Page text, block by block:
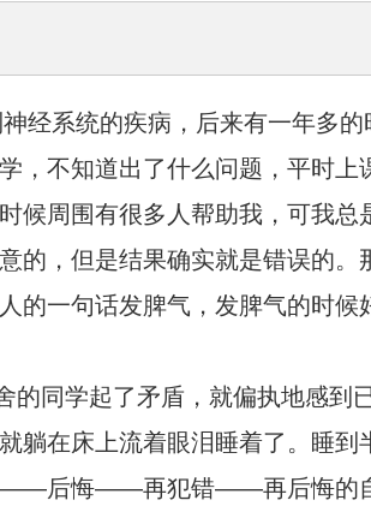
经系统的疾病，后来有一年多的
，不知道出了什么问题，平时上
候周围有很多人帮助我，可我总
的，但是结果确实就是错误的。
的一句话发脾气，发脾气的时候
的同学起了矛盾，就偏执地感到
躺在床上流着眼泪睡着了。睡到
——后悔——再犯错——再后悔的